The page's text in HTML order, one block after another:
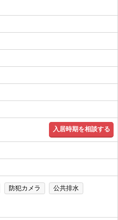
入居時期を相談する
防犯カメラ
公共排水